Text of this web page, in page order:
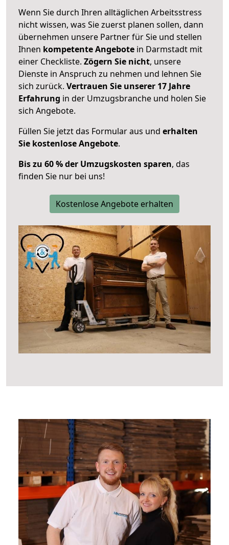
Wenn Sie durch Ihren alltäglichen Arbeitsstress
nicht wissen, was Sie zuerst planen sollen, dann
übernehmen unsere Partner für Sie und stellen
Ihnen kompetente Angebote in Darmstadt mit
einer Checkliste. Zögern Sie nicht, unsere
Dienste in Anspruch zu nehmen und lehnen Sie
sich zurück. Vertrauen Sie unserer 17 Jahre
Erfahrung in der Umzugsbranche und holen Sie
sich Angebote.
Füllen Sie jetzt das Formular aus und erhalten
Sie kostenlose Angebote.
Bis zu 60 % der Umzugskosten sparen, das
finden Sie nur bei uns!
Kostenlose Angebote erhalten